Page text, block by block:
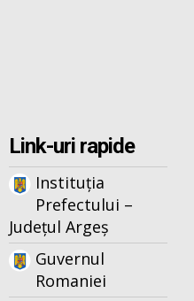
Link-uri rapide
Instituția
Prefectului –
Județul Argeș
Guvernul
Romaniei